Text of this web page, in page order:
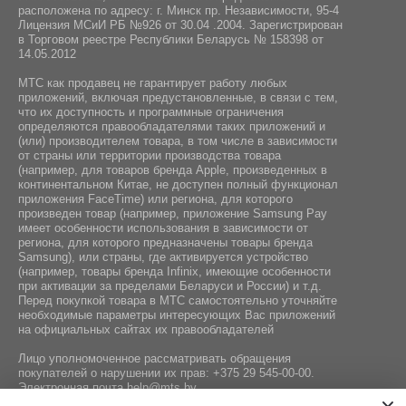
расположена по адресу: г. Минск пр. Независимости, 95-4
Лицензия МСиИ РБ №926 от 30.04 .2004. Зарегистрирован
в Торговом реестре Республики Беларусь № 158398 от
14.05.2012
МТС как продавец не гарантирует работу любых
приложений, включая предустановленные, в связи с тем,
что их доступность и программные ограничения
определяются правообладателями таких приложений и
(или) производителем товара, в том числе в зависимости
от страны или территории производства товара
(например, для товаров бренда Apple, произведенных в
континентальном Китае, не доступен полный функционал
приложения FaceTime) или региона, для которого
произведен товар (например, приложение Samsung Pay
имеет особенности использования в зависимости от
региона, для которого предназначены товары бренда
Samsung), или страны, где активируется устройство
(например, товары бренда Infiniх, имеющие особенности
при активации за пределами Беларуси и России) и т.д.
Перед покупкой товара в МТС самостоятельно уточняйте
необходимые параметры интересующих Вас приложений
на официальных сайтах их правообладателей
Лицо уполномоченное рассматривать обращения
покупателей о нарушении их прав: +375 29 545-00-00.
Электронная почтаhelp@mts.by